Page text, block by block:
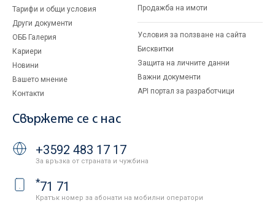
Тарифи и общи условия
Други документи
ОББ Галерия
Кариери
Новини
Вашето мнение
Контакти
Продажба на имоти
Условия за ползване на сайта
Бисквитки
Защита на личните данни
Важни документи
API портал за разработчици
Свържете се с нас
+3592 483 17 17
За връзка от страната и чужбина
*71 71
Кратък номер за абонати на мобилни оператори